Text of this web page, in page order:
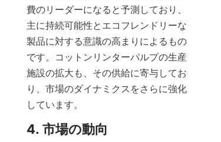
費のリーダーになると予測しており、
主に持続可能性とエコフレンドリーな
製品に対する意識の高まりによるもの
です。コットンリンターパルプの生産
施設の拡大も、その供給に寄与してお
り、市場のダイナミクスをさらに強化
しています。
4. 市場の動向